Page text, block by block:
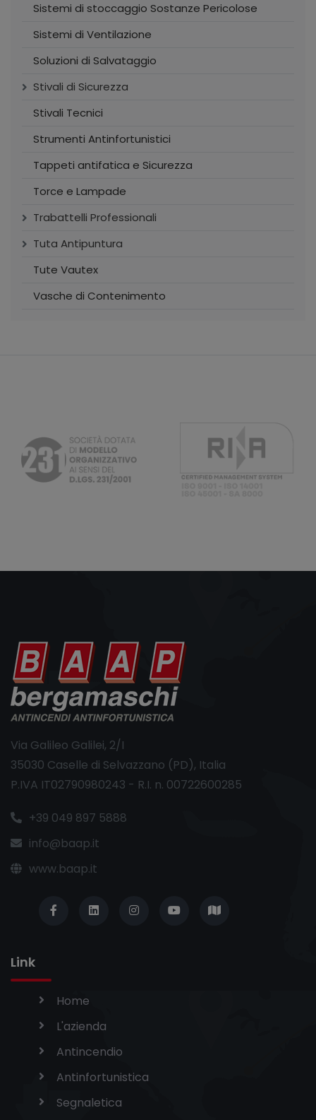
Sistemi di stoccaggio Sostanze Pericolose
Sistemi di Ventilazione
Soluzioni di Salvataggio
Stivali di Sicurezza
Stivali Tecnici
Strumenti Antinfortunistici
Tappeti antifatica e Sicurezza
Torce e Lampade
Trabattelli Professionali
Tuta Antipuntura
Tute Vautex
Vasche di Contenimento
Via Galileo Galilei, 2/I
35030 Caselle di Selvazzano (PD), Italia
P.IVA IT02790980243 - R.I. n. 00722600285
+39 049 897 5888
info@baap.it
www.baap.it
Link
Home
L'azienda
Antincendio
Antinfortunistica
Segnaletica